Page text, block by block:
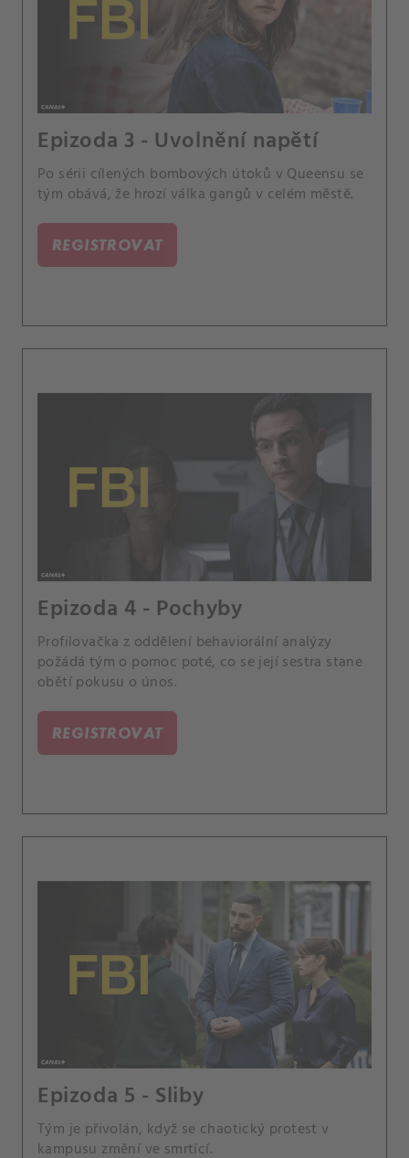
Epizoda 3 - Uvolnění napětí
Po sérii cílených bombových útoků v Queensu se
tým obává, že hrozí válka gangů v celém městě.
REGISTROVAT
Epizoda 4 - Pochyby
Profilovačka z oddělení behaviorální analýzy
požádá tým o pomoc poté, co se její sestra stane
obětí pokusu o únos.
REGISTROVAT
Epizoda 5 - Sliby
Tým je přivolán, když se chaotický protest v
kampusu změní ve smrtící.